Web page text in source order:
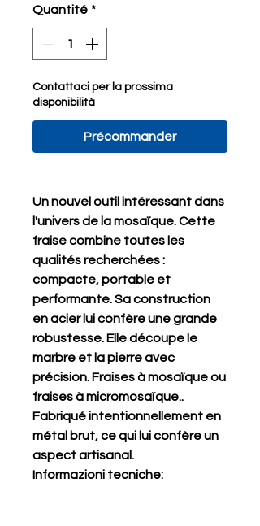
Quantité *
Contattaci per la prossima
disponibilità
Précommander
Un nouvel outil intéressant dans
l'univers de la mosaïque. Cette
fraise combine toutes les
qualités recherchées :
compacte, portable et
performante. Sa construction
en acier lui confère une grande
robustesse. Elle découpe le
marbre et la pierre avec
précision. Fraises à mosaïque ou
fraises à micromosaïque..
Fabriqué intentionnellement en
métal brut, ce qui lui confère un
aspect artisanal.
Informazioni tecniche: